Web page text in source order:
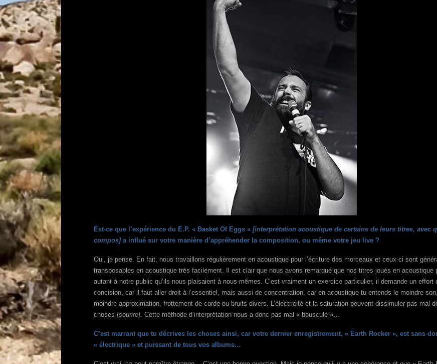
Est-ce que l’expérience du E.P. « Basket Of Eggs » [interprétation acoustique de certains de leurs titres, avec
compos]a influé sur votre manière d’appréhender la composition, ou même votre jeu live ?
Oui, je pense. En fait, nous travaillons régulièrement en acoustique pour l’écriture des morceaux et ceux-ci sont
transposables en acoustique très facilement. Il est clair que nous avons remarqué que nos titres joués en acoustique
autant à notre public qu’ils nous plaisaient à nous-mêmes. C’est vraiment un exercice particulier, il demande un effort
concision, car il faut aller droit à l’essentiel, mais aussi de concentration, car en acoustique tu entends le moindre
moindre approximation, frottement de corde ou bruits divers. L’électricité et la saturation peuvent dissimuler pas mal
choses [sourire]. Cette méthode d’interprétation nous a donc pas mal « bousculé »…
C’est marrant que tu décrives les choses ainsi, car votre dernier enregistrement, « Earth Rocker », est sans
« électrique » et puissant de tous vos albums…